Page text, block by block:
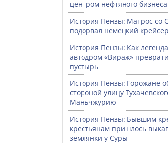
центром нефтяного бизнеса
История Пензы: Матрос со
подорвал немецкий
История Пензы: Как
автодром «Вираж»
пустырь
История Пензы: Горожане
стороной улицу
Маньчжурию
История Пензы: Бывшим
крестьянам пришлось
землянки у Суры